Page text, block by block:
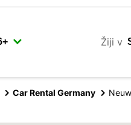
Žiji v
Car Rental Germany